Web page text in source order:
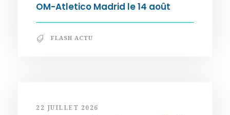
OM-Atletico Madrid le 14 août
FLASH ACTU
22 JUILLET 2026